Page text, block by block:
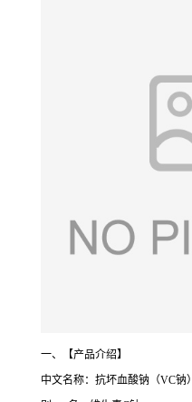
一、【产品介绍】
中文名称：抗坏血酸钠（VC钠）